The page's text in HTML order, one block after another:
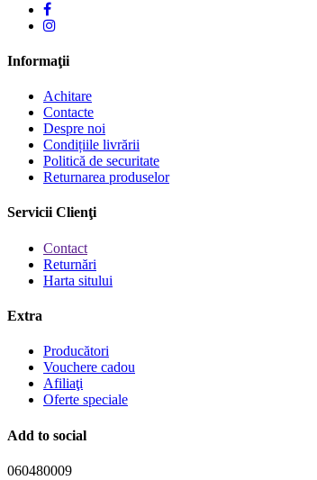
Informaţii
Achitare
Contacte
Despre noi
Condițiile livrării
Politică de securitate
Returnarea produselor
Servicii Clienţi
Contact
Returnări
Harta sitului
Extra
Producători
Vouchere cadou
Afiliaţi
Oferte speciale
Add to social
060480009